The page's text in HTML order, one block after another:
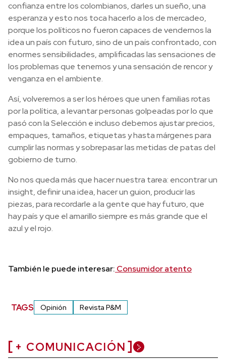
confianza entre los colombianos, darles un sueño, una
esperanza y esto nos toca hacerlo a los de mercadeo,
porque los políticos no fueron capaces de vendernos la
idea un país con futuro, sino de un país confrontado, con
enormes sensibilidades, amplificadas las sensaciones de
los problemas que tenemos y una sensación de rencor y
venganza en el ambiente.
Así, volveremos a ser los héroes que unen familias rotas
por la política, a levantar personas golpeadas por lo que
pasó con la Selección e incluso debemos ajustar precios,
empaques, tamaños, etiquetas y hasta márgenes para
cumplir las normas y sobrepasar las metidas de patas del
gobierno de turno.
No nos queda más que hacer nuestra tarea: encontrar un
insight, definir una idea, hacer un guion, producir las
piezas, para recordarle a la gente que hay futuro, que
hay país y que el amarillo siempre es más grande que el
azul y el rojo.
También le puede interesar: Consumidor atento
TAGS Opinión Revista P&M
+ COMUNICACIÓN